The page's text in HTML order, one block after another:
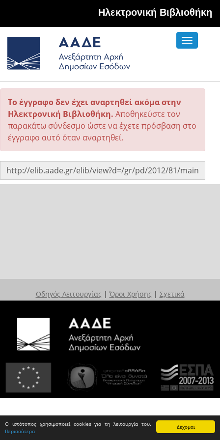
Δέχομαι
Ο ιστότοπος χρησιμοποιεί cookies για τη λειτουργία του.
Περισσότερα
Hλεκτρονική Βιβλιοθήκη
Toggle
Το έγγραφο δεν έχει αναρτηθεί ακόμα στην
Ηλεκτρονική Βιβλιοθήκη. Αποθηκεύστε τον
παρακάτω σύνδεσμο ώστε να έχετε πρόσβαση στο
έγγραφο αυτό όταν αναρτηθεί.
Οδηγός Λειτουργίας | Όροι Χρήσης | Σχετικά